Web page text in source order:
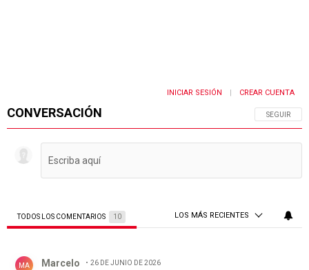
CONVERSACIÓN SIGA ESTA
SEGUIR
INICIAR SESIÓN CREAR CUENTA
TODOS LOS COMENTARIOS 10 LOS MÁS RECIENTES
MA Marcelo 26 DE JUNIO DE 2026